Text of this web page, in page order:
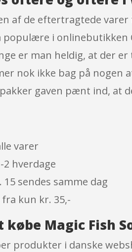
af de eftertragtede
populære i
er man heldig, at der
nok ikke bag på nogen
pakker gaven pænt ind, at
varer
hverdage
sendes samme dag
kun kr. 35,-
købe Magic Fish
produkter i danske